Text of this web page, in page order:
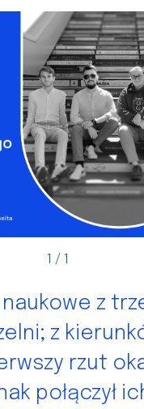
1 / 1
naukowe z
z
rzut
połączył